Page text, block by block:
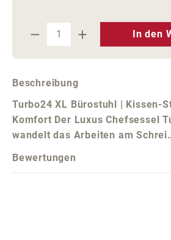
Produkt Anzahl: Gib
In den
Beschreibung
Turbo24 XL Bürostuhl | Kissen-
Komfort Der Luxus Chefsessel
wandelt das Arbeiten am
Bewertungen